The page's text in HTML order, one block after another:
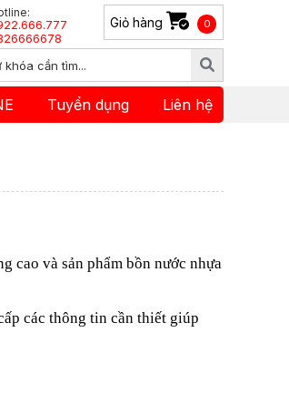
Giỏ hàng 0
Tuyển dụng Liên hệ
cao và sản phẩm bồn nước nhựa
các thông tin cần thiết giúp